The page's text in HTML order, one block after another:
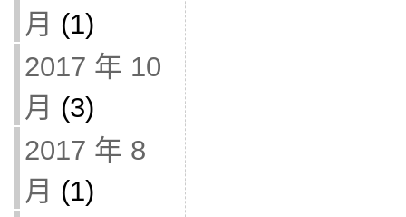
月 (1)
2017 年 10
月 (3)
2017 年 8
月 (1)